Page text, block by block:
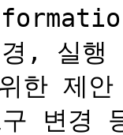
, 실행
한 제
구 변경